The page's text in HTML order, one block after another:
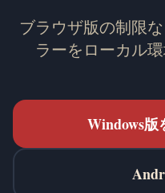
ブラウザ版の制限
ラーをローカル
Windows版